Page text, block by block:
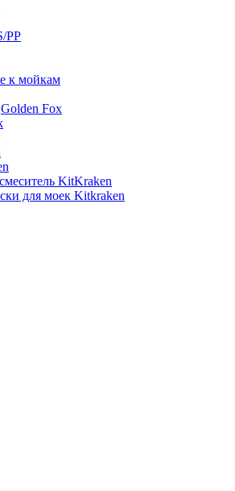
PP
к мойкам
Fox
KitKraken
для моек Kitkraken